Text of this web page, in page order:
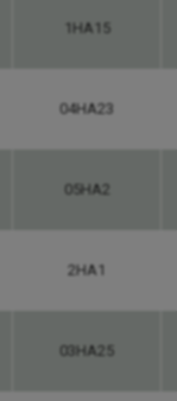
1HA15
04HA23
05HA2
2HA1
03HA25